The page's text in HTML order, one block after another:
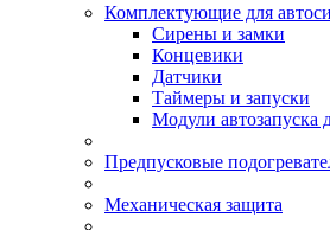
Комплектующие для
Сирены и замки
Концевики
Датчики
Таймеры и запуски
Модули автозапуска
Предпусковые
Механическая защита